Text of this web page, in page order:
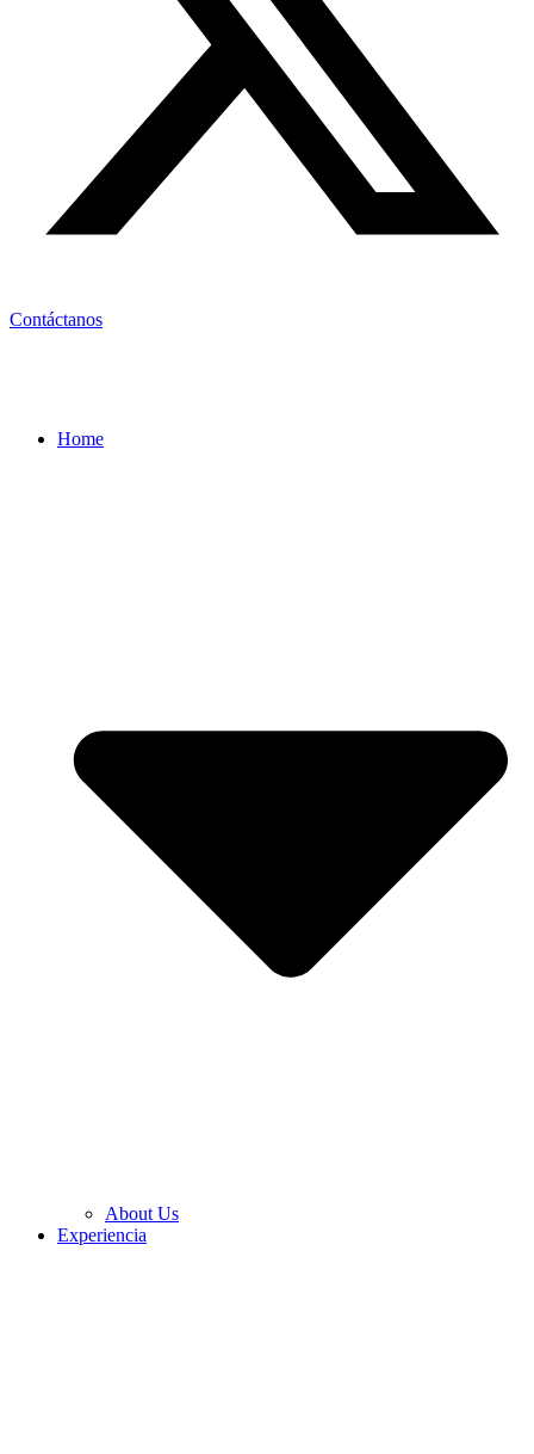
Contáctanos
Home
About Us
Experiencia